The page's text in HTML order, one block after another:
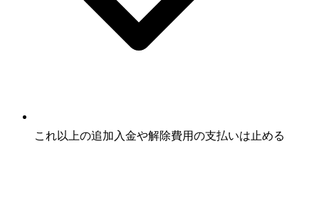
これ以上の追加入金や解除費用の支払いは止める